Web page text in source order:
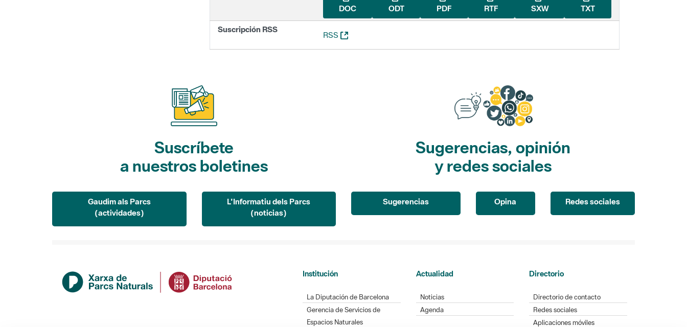
DOC
ODT PDF RTF SXW TXT
Suscripción RSS
RSS (Abre una nueva ventana)
Suscríbete
a nuestros boletines
Gaudim als Parcs
(actividades)
L'Informatiu dels Parcs
(noticias)
Sugerencias, opinión
y redes sociales
Sugerencias Opina Redes sociales
Institución
La Diputación de Barcelona
Gerencia de Servicios de
Espacios Naturales
Actualidad
Noticias
Agenda
Directorio
Directorio de contacto
Redes sociales
Aplicaciones móviles